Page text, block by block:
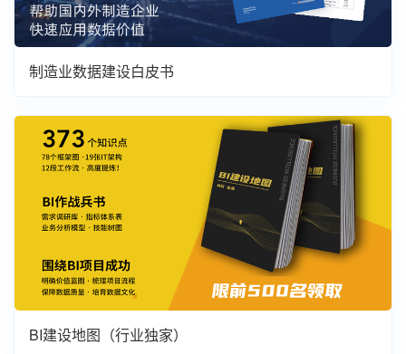
制造业数据建设白皮书
BI建设地图（行业独家）